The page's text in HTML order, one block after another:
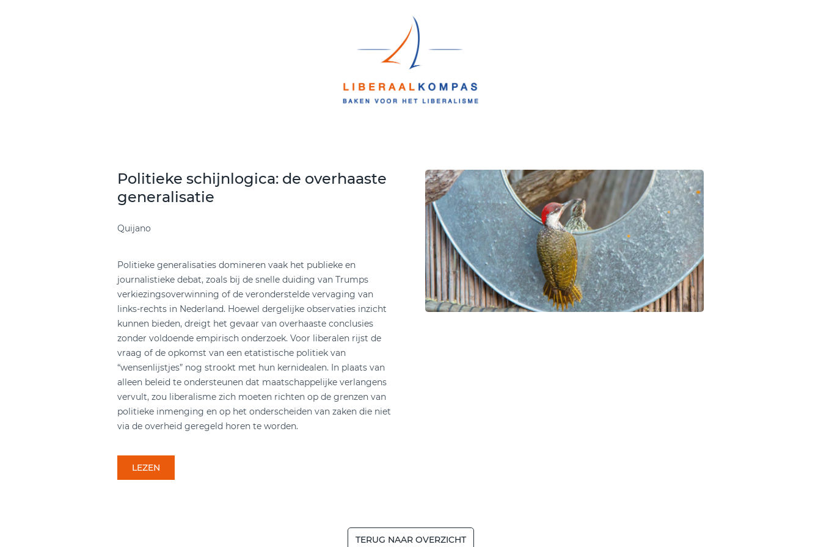
Politieke schijnlogica: de overhaaste
generalisatie
Quijano
Politieke generalisaties domineren vaak het publieke en
journalistieke debat, zoals bij de snelle duiding van Trumps
verkiezingsoverwinning of de veronderstelde vervaging van
links-rechts in Nederland. Hoewel dergelijke observaties inzicht
kunnen bieden, dreigt het gevaar van overhaaste conclusies
zonder voldoende empirisch onderzoek. Voor liberalen rijst de
vraag of de opkomst van een etatistische politiek van
“wensenlijstjes” nog strookt met hun kernidealen. In plaats van
alleen beleid te ondersteunen dat maatschappelijke verlangens
vervult, zou liberalisme zich moeten richten op de grenzen van
politieke inmenging en op het onderscheiden van zaken die niet
via de overheid geregeld horen te worden.
LEZEN
TERUG NAAR OVERZICHT